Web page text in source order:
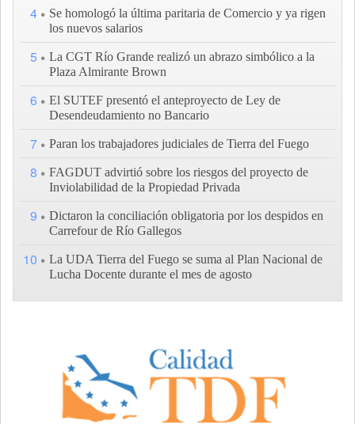
4
Se homologó la última paritaria de Comercio y ya rigen
los nuevos salarios
5
La CGT Río Grande realizó un abrazo simbólico a la
Plaza Almirante Brown
6
El SUTEF presentó el anteproyecto de Ley de
Desendeudamiento no Bancario
7 Paran los trabajadores judiciales de Tierra del Fuego
8
FAGDUT advirtió sobre los riesgos del proyecto de
Inviolabilidad de la Propiedad Privada
9
Dictaron la conciliación obligatoria por los despidos en
Carrefour de Río Gallegos
10
La UDA Tierra del Fuego se suma al Plan Nacional de
Lucha Docente durante el mes de agosto